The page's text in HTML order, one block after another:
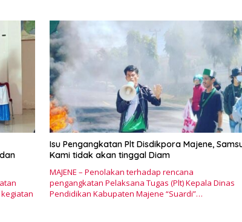
Isu Pengangkatan Plt Disdikpora Majene,
Kami tidak akan tinggal Diam
MAJENE – Penolakan terhadap rencana
pengangkatan Pelaksana Tugas (Plt) Kepala Dinas
Pendidikan Kabupaten Majene “Suardi”…